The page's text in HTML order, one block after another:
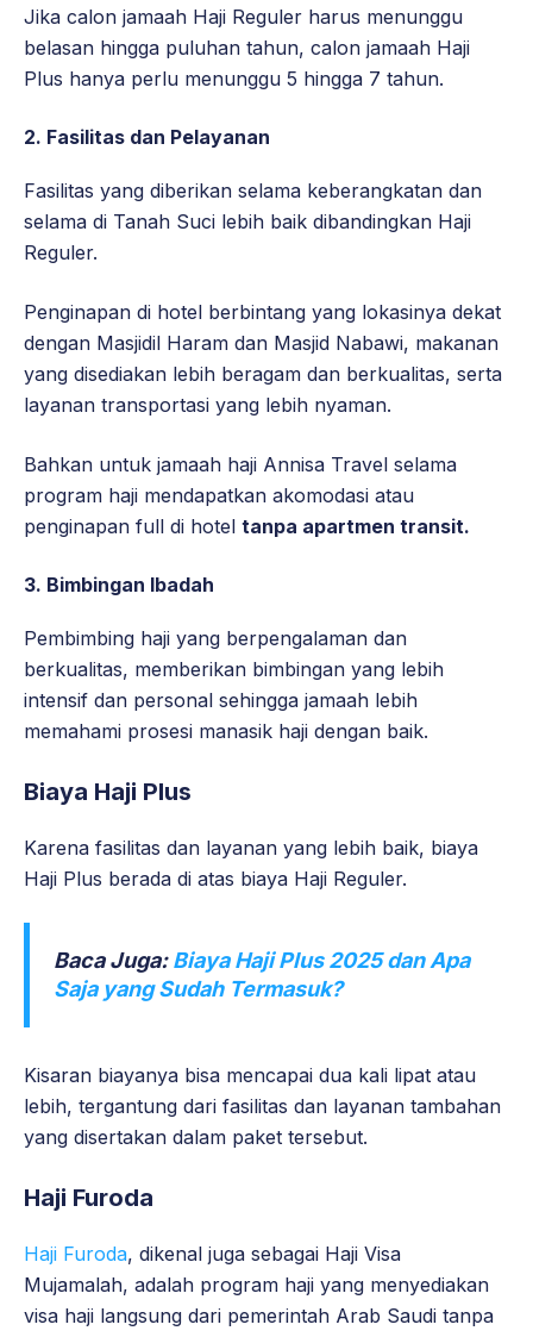
Jika calon jamaah Haji Reguler harus menunggu
belasan hingga puluhan tahun, calon jamaah Haji
Plus hanya perlu menunggu 5 hingga 7 tahun.
2. Fasilitas dan Pelayanan
Fasilitas yang diberikan selama keberangkatan dan
selama di Tanah Suci lebih baik dibandingkan Haji
Reguler.
Penginapan di hotel berbintang yang lokasinya dekat
dengan Masjidil Haram dan Masjid Nabawi, makanan
yang disediakan lebih beragam dan berkualitas, serta
layanan transportasi yang lebih nyaman.
Bahkan untuk jamaah haji Annisa Travel selama
program haji mendapatkan akomodasi atau
penginapan full di hotel tanpa apartmen transit.
3. Bimbingan Ibadah
Pembimbing haji yang berpengalaman dan
berkualitas, memberikan bimbingan yang lebih
intensif dan personal sehingga jamaah lebih
memahami prosesi manasik haji dengan baik.
Biaya Haji Plus
Karena fasilitas dan layanan yang lebih baik, biaya
Haji Plus berada di atas biaya Haji Reguler.
Baca Juga:Biaya Haji Plus 2025 dan Apa
Saja yang Sudah Termasuk?
Kisaran biayanya bisa mencapai dua kali lipat atau
lebih, tergantung dari fasilitas dan layanan tambahan
yang disertakan dalam paket tersebut.
Haji Furoda
Haji Furoda, dikenal juga sebagai Haji Visa
Mujamalah, adalah program haji yang menyediakan
visa haji langsung dari pemerintah Arab Saudi tanpa